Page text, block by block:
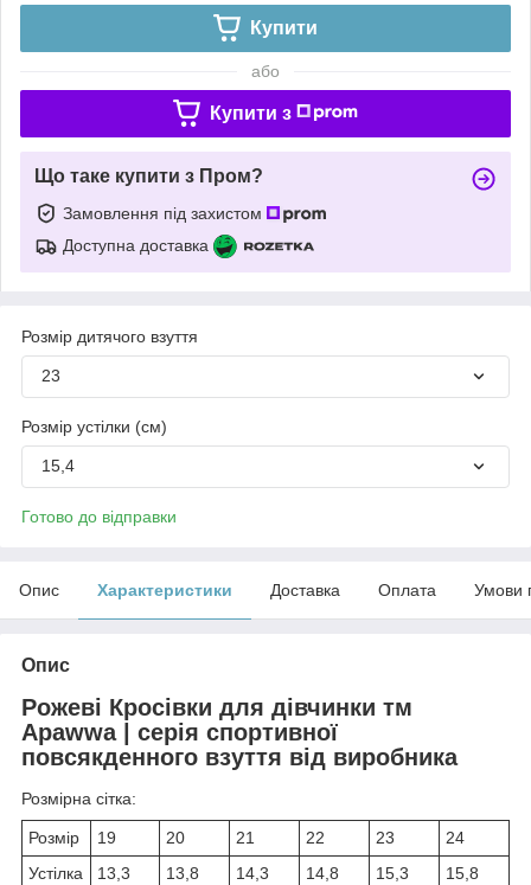
Купити
або
Купити з
Що таке купити з Пром?
Замовлення під захистом
Доступна доставка
Розмір дитячого взуття
23
Розмір устілки (см)
15,4
Готово до відправки
Опис Характеристики Доставка Оплата Умови
Опис
Рожеві Кросівки для дівчинки тм
Apawwa | серія спортивної
повсякденного взуття від виробника
Розмірна сітка:
Розмір 19 20 21 22 23
24
Устілка
13,3 13,8 14,3 14,8 15,3 15,8